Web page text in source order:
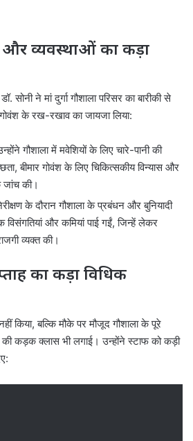
और व्यवस्थाओं का कड़ा
सोनी ने मां दुर्गा गौशाला परिसर का बारीकी से
के रख-रखाव का जायजा लिया:
गौशाला में मवेशियों के लिए चारे-पानी की
बीमार गोवंश के लिए चिकित्सकीय विन्यास और
जांच की।
के दौरान गौशाला के प्रबंधन और बुनियादी
और कमियां पाई गईं, जिन्हें लेकर
व्यक्त की।
का कड़ा विधिक
किया, बल्कि मौके पर मौजूद गौशाला के पूरे
की कड़क क्लास भी लगाई। उन्होंने स्टाफ को कड़ी